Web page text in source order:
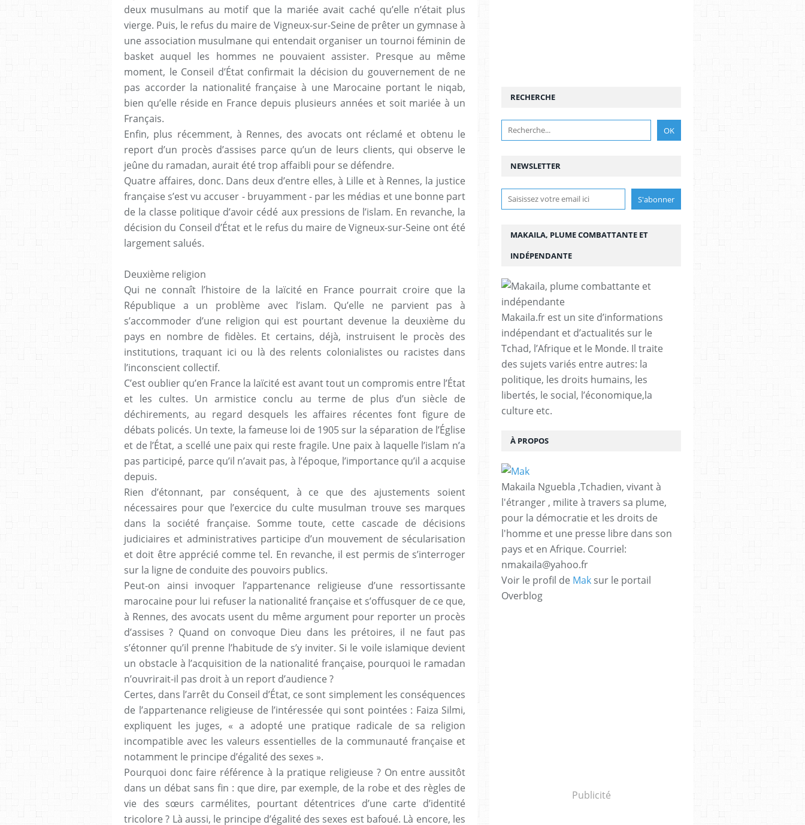
deux musulmans au motif que la mariée avait caché qu’elle n’était plus
vierge. Puis, le refus du maire de Vigneux-sur-Seine de prêter un gymnase à
une association musulmane qui entendait organiser un tournoi féminin de
basket auquel les hommes ne pouvaient assister. Presque au même
moment, le Conseil d’État confirmait la décision du gouvernement de ne
pas accorder la nationalité française à une Marocaine portant le niqab,
bien qu’elle réside en France depuis plusieurs années et soit mariée à un
Français.
Enfin, plus récemment, à Rennes, des avocats ont réclamé et obtenu le
report d’un procès d’assises parce qu’un de leurs clients, qui observe le
jeûne du ramadan, aurait été trop affaibli pour se défendre.
Quatre affaires, donc. Dans deux d’entre elles, à Lille et à Rennes, la justice
française s’est vu accuser - bruyamment - par les médias et une bonne part
de la classe politique d’avoir cédé aux pressions de l’islam. En revanche, la
décision du Conseil d’État et le refus du maire de Vigneux-sur-Seine ont été
largement salués.
Deuxième religion
Qui ne connaît l’histoire de la laïcité en France pourrait croire que la
République a un problème avec l’islam. Qu’elle ne parvient pas à
s’accommoder d’une religion qui est pourtant devenue la deuxième du
pays en nombre de fidèles. Et certains, déjà, instruisent le procès des
institutions, traquant ici ou là des relents colonialistes ou racistes dans
l’inconscient collectif.
C’est oublier qu’en France la laïcité est avant tout un compromis entre l’État
et les cultes. Un armistice conclu au terme de plus d’un siècle de
déchirements, au regard desquels les affaires récentes font figure de
débats policés. Un texte, la fameuse loi de 1905 sur la séparation de l’Église
et de l’État, a scellé une paix qui reste fragile. Une paix à laquelle l’islam n’a
pas participé, parce qu’il n’avait pas, à l’époque, l’importance qu’il a acquise
depuis.
Rien d’étonnant, par conséquent, à ce que des ajustements soient
nécessaires pour que l’exercice du culte musulman trouve ses marques
dans la société française. Somme toute, cette cascade de décisions
judiciaires et administratives participe d’un mouvement de sécularisation
et doit être apprécié comme tel. En revanche, il est permis de s’interroger
sur la ligne de conduite des pouvoirs publics.
Peut-on ainsi invoquer l’appartenance religieuse d’une ressortissante
marocaine pour lui refuser la nationalité française et s’offusquer de ce que,
à Rennes, des avocats usent du même argument pour reporter un procès
d’assises ? Quand on convoque Dieu dans les prétoires, il ne faut pas
s’étonner qu’il prenne l’habitude de s’y inviter. Si le voile islamique devient
un obstacle à l’acquisition de la nationalité française, pourquoi le ramadan
n’ouvrirait-il pas droit à un report d’audience ?
Certes, dans l’arrêt du Conseil d’État, ce sont simplement les conséquences
de l’appartenance religieuse de l’intéressée qui sont pointées : Faiza Silmi,
expliquent les juges, « a adopté une pratique radicale de sa religion
incompatible avec les valeurs essentielles de la communauté française et
notamment le principe d’égalité des sexes ».
Pourquoi donc faire référence à la pratique religieuse ? On entre aussitôt
dans un débat sans fin : que dire, par exemple, de la robe et des règles de
vie des sœurs carmélites, pourtant détentrices d’une carte d’identité
tricolore ? Là aussi, le principe d’égalité des sexes est bafoué. Là encore, les
NEWSLETTER
RECHERCHE
MAKAILA, PLUME COMBATTANTE ET
INDÉPENDANTE
Makaila.fr est un site d’informations
indépendant et d’actualités sur le
Tchad, l’Afrique et le Monde. Il traite
des sujets variés entre autres: la
politique, les droits humains, les
libertés, le social, l’économique,la
culture etc.
À PROPOS
Makaila Nguebla ,Tchadien, vivant à
l'étranger , milite à travers sa plume,
pour la démocratie et les droits de
l'homme et une presse libre dans son
pays et en Afrique. Courriel:
nmakaila@yahoo.fr
Voir le profil de Mak sur le portail
Overblog
Publicité